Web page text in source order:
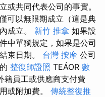
或共同代表公司的事實。
可以無限期成立（這是典
成立。 新竹 推拿 如果設
中單獨規定，如果是公司
束日期。 台灣 按摩 公司
整復師證照 TEÁOR 數
籍員工或供應商支付費
或附加費。 傳統整復推